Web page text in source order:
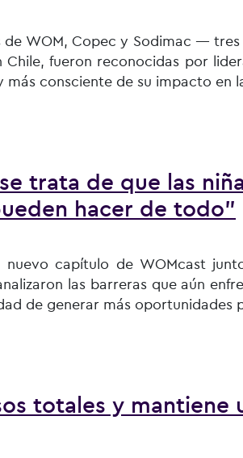
WOM, Copec y Sodimac —
fueron reconocidas por
consciente de su impacto en
trata de que las
hacer de todo”
capítulo de WOMcast
las barreras que aún
de generar más oportunidades
totales y mantiene